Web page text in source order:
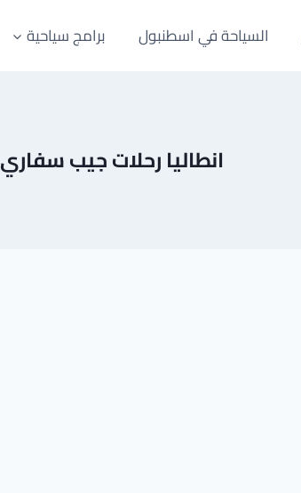
السياحة في اسطنبول برامج سياحية
انطاليا رحلات جيب سفاري